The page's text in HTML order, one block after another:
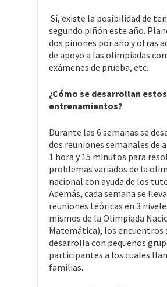
Sí, existe la posibilidad de
segundo piñón este año.
dos piñones por año y otras
de apoyo a las olimpiadas
exámenes de prueba, etc.
¿Cómo se desarrollan estos
entrenamientos?
Durante las 6 semanas se
dos reuniones semanales de
1 hora y 15 minutos para
problemas variados de la
nacional con ayuda de los
Además, cada semana se
reuniones teóricas en 3
mismos de la Olimpiada
Matemática), los encuentros
desarrolla con pequeños
participantes a los cuales
familias.